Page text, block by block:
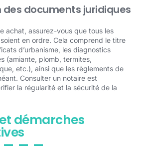
documents juridiques
achat, assurez-vous que tous les
en ordre. Cela comprend le titre
d’urbanisme, les diagnostics
(amiante, plomb, termites,
etc.), ainsi que les règlements de
Consulter un notaire est
la régularité et la sécurité de la
démarches